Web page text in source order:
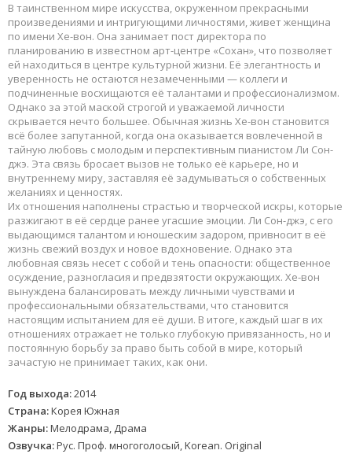
В таинственном мире искусства, окруженном прекрасными
произведениями и интригующими личностями, живет женщина
по имени Хе-вон. Она занимает пост директора по
планированию в известном арт-центре «Сохан», что позволяет
ей находиться в центре культурной жизни. Её элегантность и
уверенность не остаются незамеченными — коллеги и
подчиненные восхищаются её талантами и профессионализмом.
Однако за этой маской строгой и уважаемой личности
скрывается нечто большее. Обычная жизнь Хе-вон становится
всё более запутанной, когда она оказывается вовлеченной в
тайную любовь с молодым и перспективным пианистом Ли Сон-
джэ. Эта связь бросает вызов не только её карьере, но и
внутреннему миру, заставляя её задумываться о собственных
желаниях и ценностях.
Их отношения наполнены страстью и творческой искры, которые
разжигают в её сердце ранее угасшие эмоции. Ли Сон-джэ, с его
выдающимся талантом и юношеским задором, привносит в её
жизнь свежий воздух и новое вдохновение. Однако эта
любовная связь несет с собой и тень опасности: общественное
осуждение, разногласия и предвзятости окружающих. Хе-вон
вынуждена балансировать между личными чувствами и
профессиональными обязательствами, что становится
настоящим испытанием для её души. В итоге, каждый шаг в их
отношениях отражает не только глубокую привязанность, но и
постоянную борьбу за право быть собой в мире, который
зачастую не принимает таких, как они.
Год выхода:2014
Страна:Корея Южная
Жанры:Мелодрама, Драма
Озвучка:Рус. Проф. многоголосый, Korean. Original